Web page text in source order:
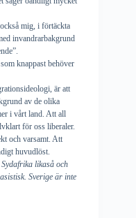
mig, i förtäckta
invandrarbakgrund
knappast behöver
är att
av de olika
i vårt land. Att all
för oss liberaler.
och varsamt. Att
huvudlöst.
likaså och
Sverige är inte